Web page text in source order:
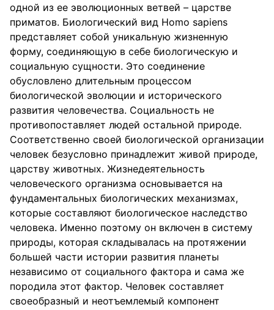
одной из ее эволюционных ветвей – царстве
приматов. Биологический вид Homo sapiens
представляет собой уникальную жизненную
форму, соединяющую в себе биологическую и
социальную сущности. Это соединение
обусловлено длительным процессом
биологической эволюции и исторического
развития человечества. Социальность не
противопоставляет людей остальной природе.
Соответственно своей биологической организации
человек безусловно принадлежит живой природе,
царству животных. Жизнедеятельность
человеческого организма основывается на
фундаментальных биологических механизмах,
которые составляют биологическое наследство
человека. Именно поэтому он включен в систему
природы, которая складывалась на протяжении
большей части истории развития планеты
независимо от социального фактора и сама же
породила этот фактор. Человек составляет
своеобразный и неотъемлемый компонент